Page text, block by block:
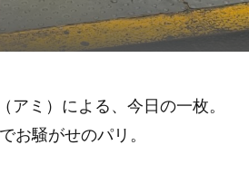
ミ）による、今日の一枚。
お騒がせのパリ。